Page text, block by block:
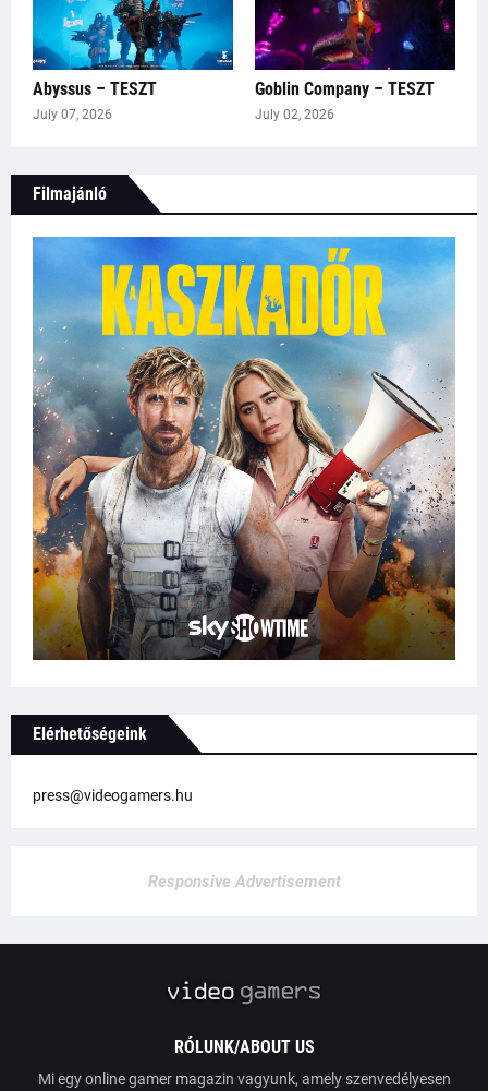
Abyssus – TESZT
July 07, 2026
Goblin Company – TESZT
July 02, 2026
Filmajánló
Elérhetőségeink
press@videogamers.hu
Responsive Advertisement
RÓLUNK/ABOUT US
Mi egy online gamer magazin vagyunk, amely szenvedélyesen